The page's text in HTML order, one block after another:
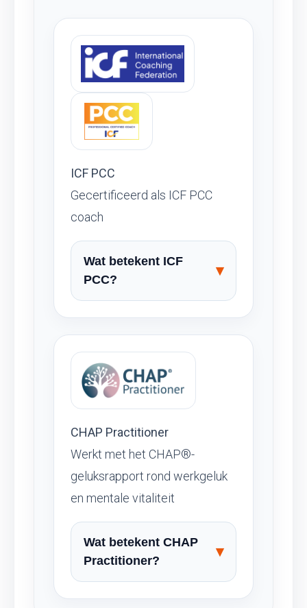
ICF PCC
Gecertificeerd als ICF PCC
coach
Wat betekent ICF
PCC?
CHAP Practitioner
Werkt met het CHAP®-
geluksrapport rond werkgeluk
en mentale vitaliteit
Wat betekent CHAP
Practitioner?